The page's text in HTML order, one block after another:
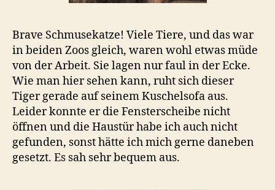
Brave Schmusekatze! Viele Tiere, und das war
in beiden Zoos gleich, waren wohl etwas müde
von der Arbeit. Sie lagen nur faul in der Ecke.
Wie man hier sehen kann, ruht sich dieser
Tiger gerade auf seinem Kuschelsofa aus.
Leider konnte er die Fensterscheibe nicht
öffnen und die Haustür habe ich auch nicht
gefunden, sonst hätte ich mich gerne daneben
gesetzt. Es sah sehr bequem aus.